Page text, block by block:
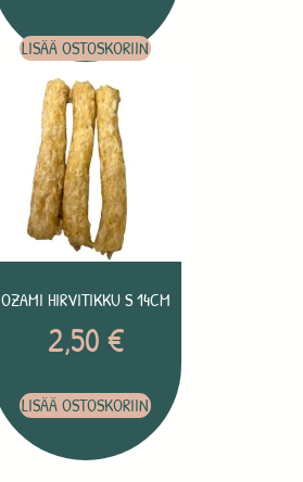
LISÄÄ OSTOSKORIIN
OZAMI HIRVITIKKU S 14CM
2,50€
LISÄÄ OSTOSKORIIN